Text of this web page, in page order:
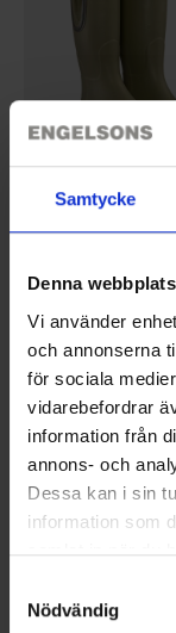
Samtycke
Denna
Vi använder
och annonserna
för sociala
vidarebefordrar
information från
annons- och
Dessa kan i sin
information som
samlat in när du
Nödvändig
8147
599 kr.
Vurdering: 4.3 ud